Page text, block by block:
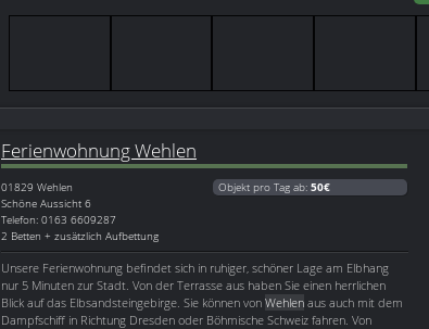
Ferienwohnung Wehlen
01829 Wehlen
Schöne Aussicht 6
Telefon: 0163 6609287
2 Betten + zusätzlich Aufbettung
Objekt pro Tag ab: 50€
Unsere Ferienwohnung befindet sich in ruhiger, schöner Lage am Elbhang
nur 5 Minuten zur Stadt. Von der Terrasse aus haben Sie einen herrlichen
Blick auf das Elbsandsteingebirge. Sie können von Wehlen aus auch mit dem
Dampfschiff in Richtung Dresden oder Böhmische Schweiz fahren. Von